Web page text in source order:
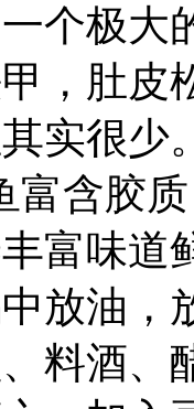
个极大
，肚皮
实很少
富含胶
富味道
放油，
料酒、